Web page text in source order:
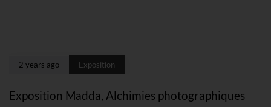
2 years ago Exposition
Exposition Madda, Alchimies photographiques